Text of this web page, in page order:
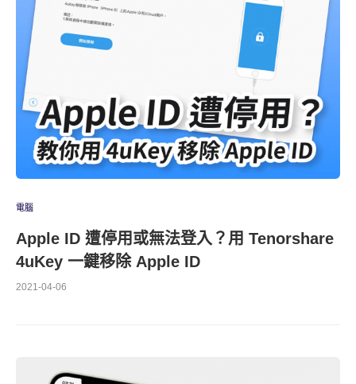
電腦
Apple ID 遭停用或無法登入？用 Tenorshare
4uKey 一鍵移除 Apple ID
2021-04-06